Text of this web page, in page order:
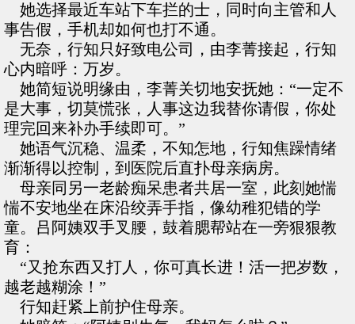
她选择最近车站下车拦的士，同时向主管和人
事告假，手机却如何也打不通。
无奈，行知只好致电公司，由李菁接起，行知
心内暗呼：万岁。
她简短说明缘由，李菁关切地安抚她：“一定不
是大事，切莫慌张，人事这边我替你请假，你处
理完回来补办手续即可。”
她语气沉稳、温柔，不知怎地，行知焦躁情绪
渐渐得以控制，到医院后直扑母亲病房。
母亲同另一老龄痴呆患者共居一室，此刻她惴
惴不安地坐在床沿绞弄手指，像幼稚犯错的学
童。吕阿姨双手叉腰，鼓着腮帮站在一旁狠狠教
育：
“又抢东西又打人，你可真长进！活一把岁数，
越老越糊涂！”
行知赶紧上前护住母亲。